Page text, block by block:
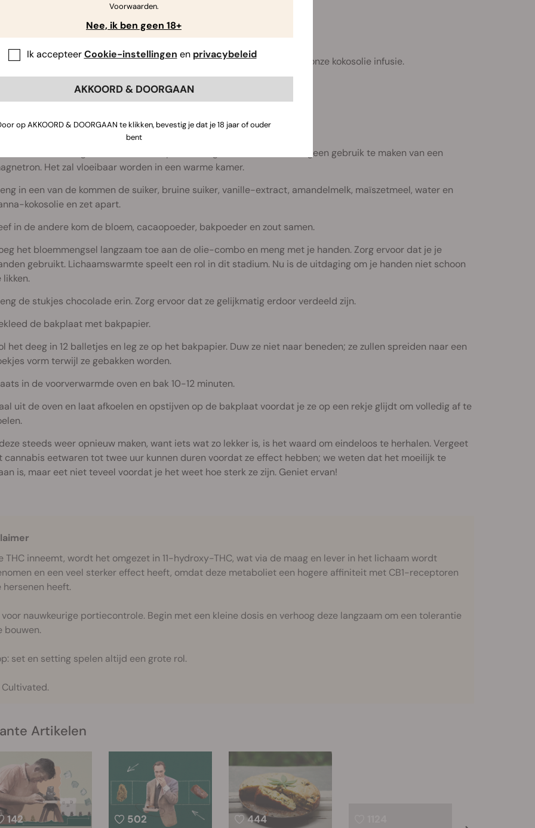
theelepel zout
hebben wat ouderegedecarboxyleerdeAmnesia Hazegebruikt voor onze kokosolie infusie.
de oven voor op 200°C
de canna-toegdiende kokosolie op tot deze gesmolten is. Gelieve geen gebruik te maken van een
Het zal vloeibaar worden in een warme kamer.
in een van de kommen de suiker, bruine suiker, vanille-extract, amandelmelk, maïszetmeel, water en
kokosolie en zet apart.
in de andere kom de bloem, cacaopoeder, bakpoeder en zout samen.
het bloemmengsel langzaam toe aan de olie-combo en meng met je handen. Zorg ervoor dat je je
gebruikt. Lichaamswarmte speelt een rol in dit stadium. Nu is de uitdaging om je handen niet schoon
likken.
de stukjes chocolade erin. Zorg ervoor dat ze gelijkmatig erdoor verdeeld zijn.
de bakplaat met bakpapier.
het deeg in 12 balletjes en leg ze op het bakpapier. Duw ze niet naar beneden; ze zullen spreiden naar een
vorm terwijl ze gebakken worden.
in de voorverwarmde oven en bak 10-12 minuten.
uit de oven en laat afkoelen en opstijven op de bakplaat voordat je ze op een rekje glijdt om volledig af te
steeds weer opnieuw maken, want iets wat zo lekker is, is het waard om eindeloos te herhalen. Vergeet
cannabis eetwaren tot twee uur kunnen duren voordat ze effect hebben; we weten dat het moeilijk te
is, maar eet niet teveel voordat je het weet hoe sterk ze zijn. Geniet ervan!
THC inneemt, wordt het omgezet in 11-hydroxy-THC, wat via de maag en lever in het lichaam wordt
en een veel sterker effect heeft, omdat deze metaboliet een hogere affiniteit met CB1-receptoren
hersenen heeft.
voor nauwkeurige portiecontrole. Begin met een kleine dosis en verhoog deze langzaam om een tolerantie
bouwen.
set en setting spelen altijd een grote rol.
Cultivated.
Artikelen
142 502 444
Voorwaarden.
Nee, ik ben geen 18+
Ik accepteerCookie-instellingen en privacybeleid
AKKOORD & DOORGAAN
op AKKOORD & DOORGAAN te klikken, bevestig je dat je 18 jaar of ouder
bent